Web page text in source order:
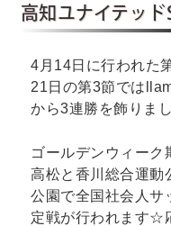
高知ユナイテッ
4月14日に行われた
21日の第3節では
から3連勝を飾りまし
ゴールデンウィーク
高松と香川総合運動
公園で全国社会人サ
定戦が行われます☆